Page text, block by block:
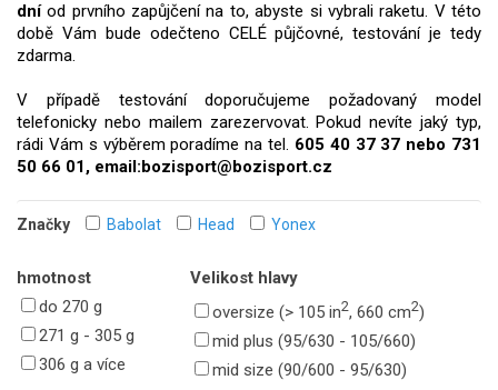
dníod prvního zapůjčení na to, abyste si vybrali raketu. V této
době Vám bude odečteno CELÉ půjčovné, testování je tedy
zdarma.
V případě testování doporučujeme požadovaný model
telefonicky nebo mailem zarezervovat.Pokud nevíte jaký typ,
rádi Vám s výběrem poradíme na tel. 605 40 37 37 nebo 731
50 66 01, email:bozisport@bozisport.cz
Značky Babolat Head Yonex
hmotnost
do 270 g
271 g - 305 g
306 g a více
Velikost hlavy
oversize (> 105 in2, 660 cm2)
mid plus (95/630 - 105/660)
mid size (90/600 - 95/630)